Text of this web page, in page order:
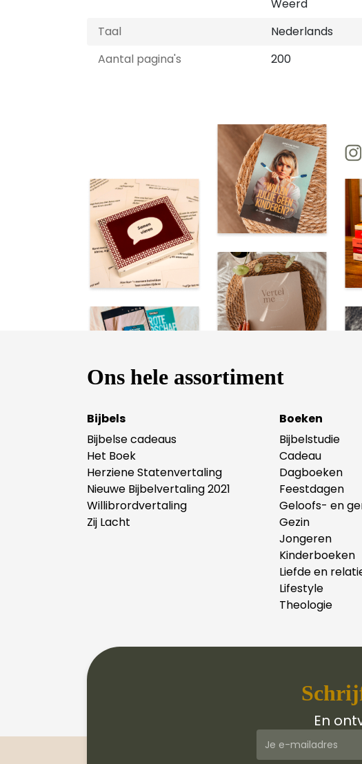
Weerd
Taal
Nederlands
Aantal pagina's
200
Ons hele assortiment
Bijbels
Bijbelse cadeaus
Het Boek
Herziene Statenvertaling
Nieuwe Bijbelvertaling 2021
Willibrordvertaling
Zij Lacht
Boeken
Bijbelstudie
Cadeau
Dagboeken
Feestdagen
Geloofs- en
Gezin
Jongeren
Kinderboeken
Liefde en
Lifestyle
Theologie
En